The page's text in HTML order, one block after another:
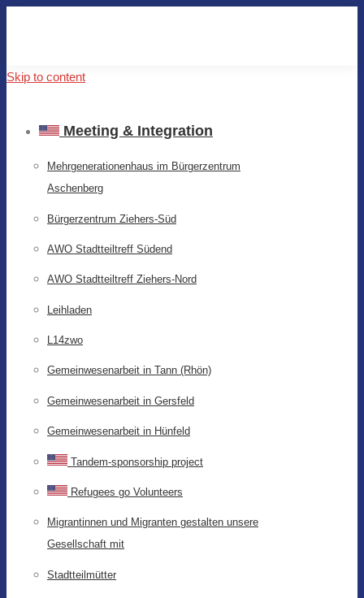
Skip to content
Meeting & Integration
Mehrgenerationenhaus im Bürgerzentrum
Aschenberg
Bürgerzentrum Ziehers-Süd
AWO Stadtteiltreff Südend
AWO Stadtteiltreff Ziehers-Nord
Leihladen
L14zwo
Gemeinwesenarbeit in Tann (Rhön)
Gemeinwesenarbeit in Gersfeld
Gemeinwesenarbeit in Hünfeld
Tandem-sponsorship project
Refugees go Volunteers
Migrantinnen und Migranten gestalten unsere
Gesellschaft mit
Stadtteilmütter